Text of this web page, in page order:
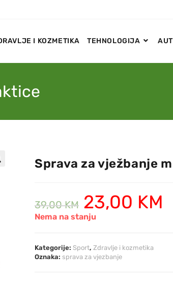
I KOZMETIKA TEHNOLOGIJA
Sprava za vježbanje
39,00KM 23,00 KM
Nema na stanju
Kategorije: Sport, Zdravlje i kozmetika
Oznaka: sprava za vjezbanje